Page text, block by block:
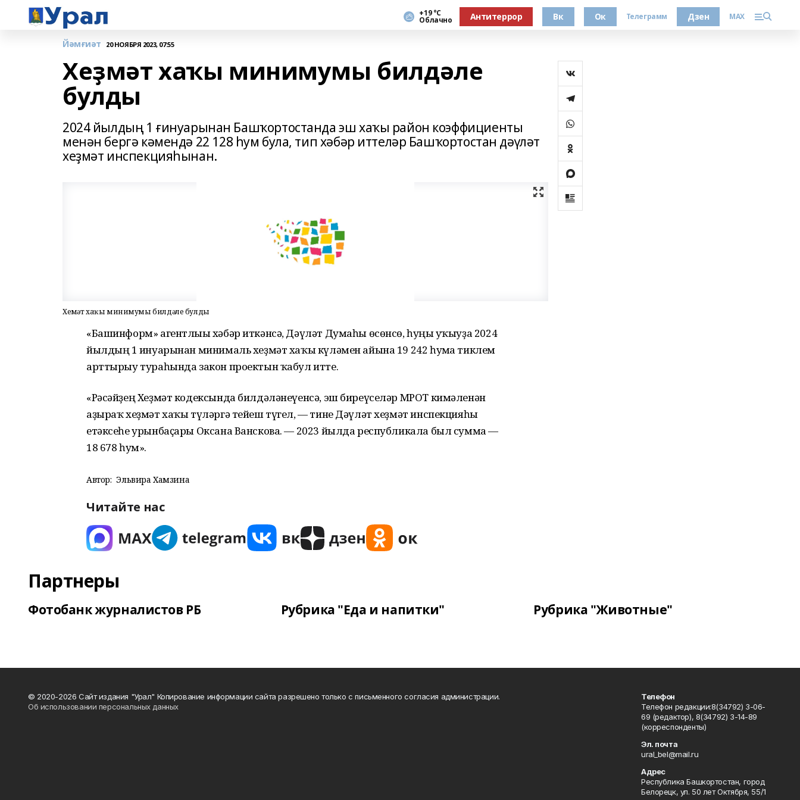
+19 °С
Облачно Антитеррор Вк Ок Телеграмм Дзен MAX
Йәмғиәт 20 НОЯБРЯ 2023, 07:55
Хеҙмәт хаҡы минимумы билдәле
булды
2024 йылдың 1 ғинуарынан Башҡортостанда эш хаҡы район коэффициенты
менән бергә кәмендә 22 128 һум була, тип хәбәр иттеләр Башҡортостан дәүләт
хеҙмәт инспекцияһынан.
Хеҙмәт хаҡы минимумы билдәле булды
«Башинформ» агентлығы хәбәр иткәнсә, Дәүләт Думаһы өсөнсө, һуңғы уҡыуҙа 2024
йылдың 1 ғинуарынан минималь хеҙмәт хаҡы күләмен айына 19 242 һумға тиклем
арттырыу тураһында закон проектын ҡабул итте.
«Рәсәйҙең Хеҙмәт кодексында билдәләнеүенсә, эш биреүселәр МРОТ кимәленән
аҙыраҡ хеҙмәт хаҡы түләргә тейеш түгел, — тине Дәүләт хеҙмәт инспекцияһы
етәксеһе урынбаҫары Оксана Ванскова. — 2023 йылда республикала был сумма —
18 678 һум».
Автор: Эльвира Хамзина
Читайте нас
Партнеры
Фотобанк журналистов РБ Рубрика "Еда и напитки" Рубрика "Животные"
© 2020-2026 Сайт издания "Урал" Копирование информации сайта разрешено только с письменного согласия администрации.
Об использовании персональных данных
Телефон
Телефон редакции:8(34792) 3-06-
69 (редактор), 8(34792) 3-14-89
(корреспонденты)
Эл. почта
ural_bel@mail.ru
Адрес
Республика Башкортостан, город
Белорецк, ул. 50 лет Октября, 55/1